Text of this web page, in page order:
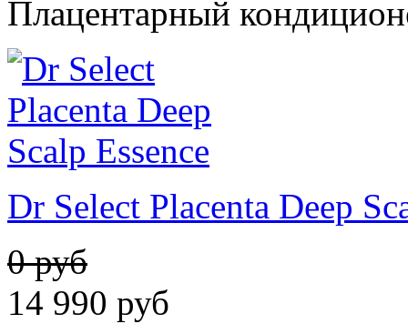
Плацентарный
Dr Select Placenta Deep
0 руб
14 990 руб